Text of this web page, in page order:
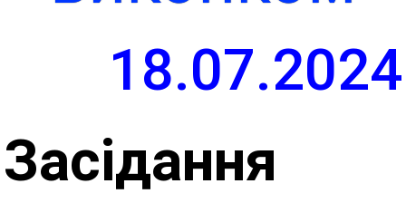
18.07.2024
Засідання